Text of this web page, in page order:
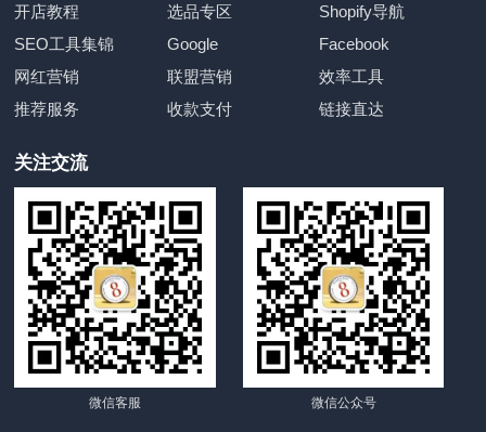
开店教程
选品专区
Shopify导航
SEO工具集锦
Google
Facebook
网红营销
联盟营销
效率工具
推荐服务
收款支付 链接直达
关注交流
微信客服 微信公众号